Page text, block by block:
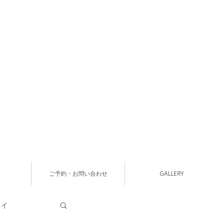
ご予約・お問い合わせ GALLERY